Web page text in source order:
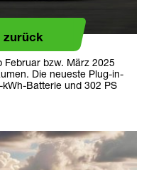
zurück
Februar bzw. März 2025
Die neueste Plug-in-
Batterie und 302 PS